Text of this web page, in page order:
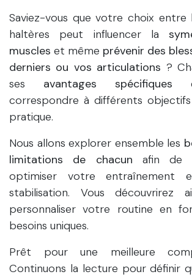
Saviez-vous que votre choix
haltères peut influencer la
muscles et même prévenir des
derniers ou vos articulations ?
ses avantages spécifiques
correspondre à différents
pratique.
Nous allons explorer ensemble les
limitations de chacun afin de
optimiser votre entraînement
stabilisation. Vous découvrirez
personnaliser votre routine en
besoins uniques.
Prêt pour une meilleure
Continuons la lecture pour définir